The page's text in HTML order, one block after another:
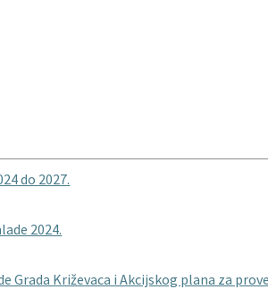
do 2027.
2024.
Grada Križevaca i Akcijskog plana za